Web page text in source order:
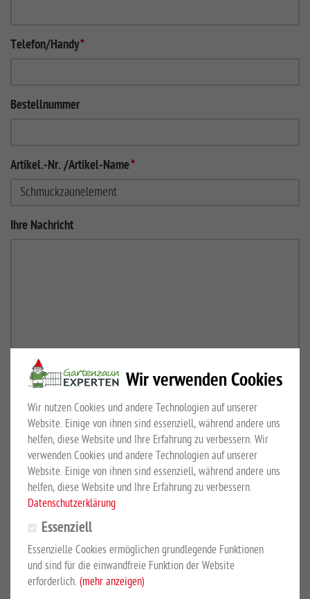
Telefon/Handy*
Bestellnummer
Artikel.-Nr. /Artikel-Name*
Ihre Nachricht
Bild hochladen:
Wir verwenden Cookies
Wir nutzen Cookies und andere Technologien auf unserer
Website. Einige von ihnen sind essenziell, während andere uns
helfen, diese Website und Ihre Erfahrung zu verbessern. Wir
verwenden Cookies und andere Technologien auf unserer
Website. Einige von ihnen sind essenziell, während andere uns
helfen, diese Website und Ihre Erfahrung zu verbessern.
Datenschutzerklärung
Essenziell
Essenzielle Cookies ermöglichen grundlegende Funktionen
und sind für die einwandfreie Funktion der Website
erforderlich. (mehr anzeigen)